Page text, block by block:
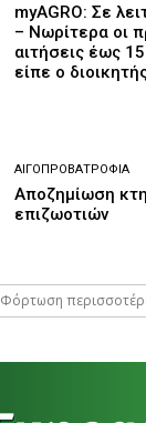
myAGRO: Σε
– Νωρίτερα οι
αιτήσεις έως
είπε ο
ΑΙΓΟΠΡΟΒΑΤΡΟΦΊΑ
Αποζημίωση
επιζωοτιών
Φόρτωση